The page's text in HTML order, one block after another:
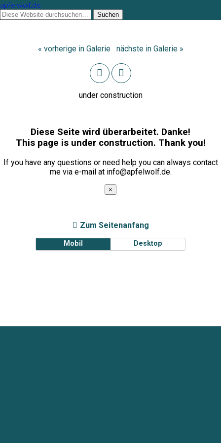
apfelwolf.de
« vorherige in Galerie nächste in Galerie »
under construction
Diese Seite wird überarbeitet. Danke!
This page is under construction. Thank you!
If you have any questions or need help you can always contact
me via e-mail at info@apfelwolf.de.
×
Zum Seitenanfang
Mobil Desktop